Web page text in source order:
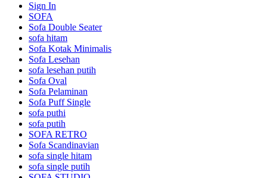
Sign In
SOFA
Sofa Double Seater
sofa hitam
Sofa Kotak Minimalis
Sofa Lesehan
sofa lesehan putih
Sofa Oval
Sofa Pelaminan
Sofa Puff Single
sofa puthi
sofa putih
SOFA RETRO
Sofa Scandinavian
sofa single hitam
sofa single putih